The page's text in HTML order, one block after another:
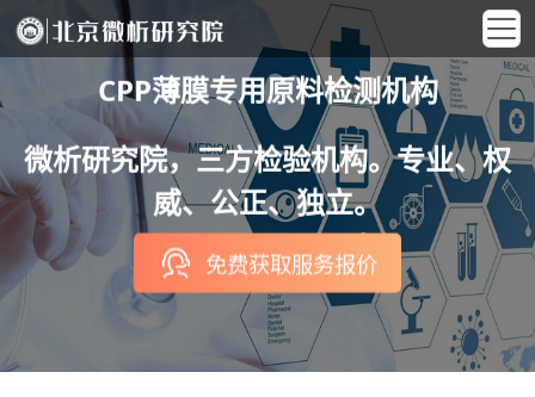
CPP薄膜专用原料检测机构
微析研究院，三方检验机构。专业、权
威、公正、独立。
免费获取服务报价